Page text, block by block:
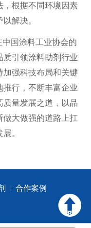
，根据不同环境因素
解决。
国涂料工业协会的
质引领涂料助剂行业
加强科技布局和关键
行，不断丰富企业
量发展之道，以品
做大做强的道路上扛
。
合作案例